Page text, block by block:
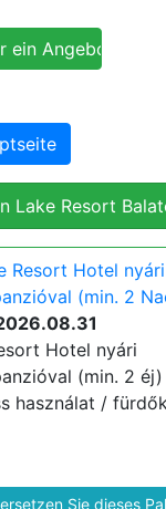
Lake Resort
Resort Hotel nyári
(min. 2
Hotel nyári
(min. 2
használat /
Sie dieses